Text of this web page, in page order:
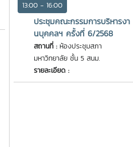
13:00 - 16:00
ประชุมคณะกรรมการบริหารงา
นบุคคลฯ ครั้งที่ 6/2568
สถานที่ : ห้องประชุมสภา
มหาวิทยาลัย ชั้น 5 สนม.
รายละเอียด :